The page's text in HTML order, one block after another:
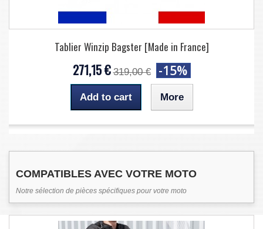
Tablier Winzip Bagster [Made in France]
271,15 € 319,00 € -15%
Add to cart More
COMPATIBLES AVEC VOTRE MOTO
Notre sélection de pièces spécifiques pour votre moto